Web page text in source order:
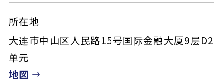
所在地
大连市中山区人民路15号国际金融大厦9层D2
单元
地図